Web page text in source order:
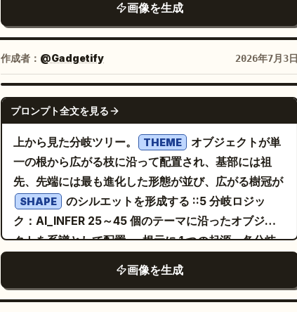
セットボックスを配置する。上のインセットには「断
面 A-A」とラベルを付け、組み立てられたギアユニッ
トの白い線画断面図を表示する。下のインセットには
「05 サンギア [詳細]」とラベルを付け、赤い線画を
使用して、Ø18.00、Ø32.00、Ø12.00 (H7) などの
寸法矢印と注釈が付いたサンギア単体を表示する。 右
側のリファレンスパネル：部品リストと注釈には、コ
ンパクトな等幅のテクニカルフォントを使用する。リ
ングギア Z=72 モジュール 1.25、遊星ギア Z=24 モ
ジュール 1.25、サンギア Z=18 モジュール 1.25 など
の材質および歯数のコールアウトを含める。注釈ブロ
ックには、以下の 5 つの番号付き注釈を正確に含め
る：すべてのギアの圧力角は 20°、ギアの材質は
20CrMnTi、熱処理は浸炭焼入れ、すべての寸法はミ
リメートル単位、公差は ISO 2768-mK に準拠。下部
線の垂直区切り線を使用する。 左側のチェックリス
ト：タイトルラベルは「 不要 」。左側に大きな黒い
ボクセルの X アイコン、右側に小さなクリーム色のラ
ベルを配置した、不要なアイテムを 4 つ表示する。上
から順にラベルは「フィグマ」、「フレーマー」、
「ウェブフロー」、「コード」。 中央のワークフロー
る：1) オレンジとベージュの線で構成されたシンプル
なコード/エディタウィンドウが表示された黒いコン
ピュータモニター、2) 数行のテキストと 1 つのオレン
ジ色の四角形が描かれたクリーム色のドキュメントシ
ート、3) 下部に配置された右向きのオレンジ色の矢
チェックリスト：タイトルラベルは「
クリーム色の四角形の上に緑色のボクセルチェックマ
ークアイコン、その右側に小さなクリーム色のラベル
::5 時間の論理: AI_INFER 25～30 個のオブジェクト
を 4 つの時間象限に分散配置し、各ゾーンで歴史的な
整合性を維持。象限はタイムループのように時計回り
に流れる ::5 構図: アイソメトリックビュー（遠近歪
みなし）、シームレスな象限遷移、散らかりのない、
表面に整然と配置されたオブジェクト ::3 素材の物理
特性: リアルな素材感、時代に応じた経年変化、柔ら
かな影、発光アイテムなし ::2 照明: すべてのゾーン
でニュートラルな環境光、ドラマチックな影はなし
::2 タイポグラフィ: 各象限の床にさりげなく配置され
た小さな年代範囲 ::2 レンダースタック: アイソメト
リックなタイムルーム、進化のジオラマ、インテリア
のタイムライン、8k ::1 ネガティブ: [遠近法、壊れた
部屋の形状、象限間での時代錯誤な混在、発掘、苔、
生物発光] ::-1
画像を生成
作成者： @Gadgetify 2026年7月3日
GPT IMAGE 2
プロンプト全文を見る
上から見た分岐ツリー。 THEME
オブジェクトが単
一の根から広がる枝に沿って配置され、基部には祖
先、先端には最も進化した形態が並び、広がる樹冠が
SHAPE
のシルエットを形成する ::5 分岐ロジッ
ク：AI_INFER 25～45 個のテーマに沿ったオブジェ
クトを系譜として配置 — 根元に 1 つの起源、各分岐
端に向かって系譜が明確に読み取れること ::5 構成：
クリーンな樹状分岐、交差しない枝、均一な樹冠の広
画像を生成